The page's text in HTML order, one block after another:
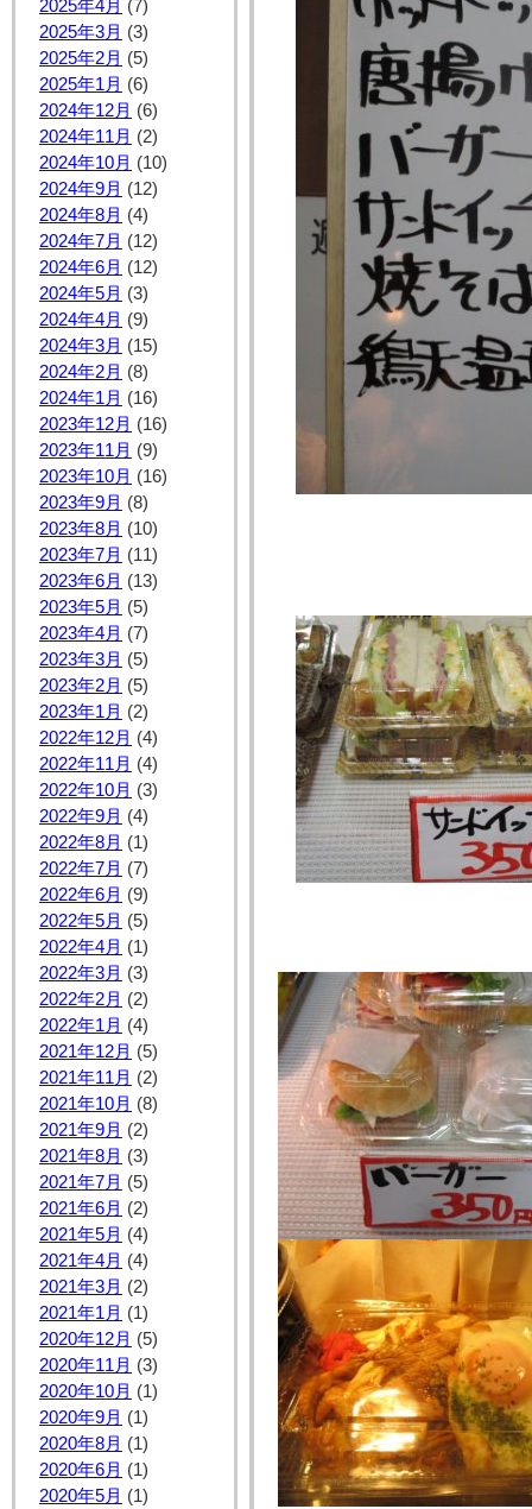
2025年4月 (7)
2025年3月 (3)
2025年2月 (5)
2025年1月 (6)
2024年12月 (6)
2024年11月 (2)
2024年10月 (10)
2024年9月 (12)
2024年8月 (4)
2024年7月 (12)
2024年6月 (12)
2024年5月 (3)
2024年4月 (9)
2024年3月 (15)
2024年2月 (8)
2024年1月 (16)
2023年12月 (16)
2023年11月 (9)
2023年10月 (16)
2023年9月 (8)
2023年8月 (10)
2023年7月 (11)
2023年6月 (13)
2023年5月 (5)
2023年4月 (7)
2023年3月 (5)
2023年2月 (5)
2023年1月 (2)
2022年12月 (4)
2022年11月 (4)
2022年10月 (3)
2022年9月 (4)
2022年8月 (1)
2022年7月 (7)
2022年6月 (9)
2022年5月 (5)
2022年4月 (1)
2022年3月 (3)
2022年2月 (2)
2022年1月 (4)
2021年12月 (5)
2021年11月 (2)
2021年10月 (8)
2021年9月 (2)
2021年8月 (3)
2021年7月 (5)
2021年6月 (2)
2021年5月 (4)
2021年4月 (4)
2021年3月 (2)
2021年1月 (1)
2020年12月 (5)
2020年11月 (3)
2020年10月 (1)
2020年9月 (1)
2020年8月 (1)
2020年6月 (1)
2020年5月 (1)